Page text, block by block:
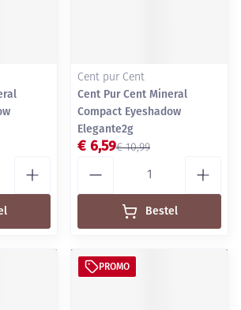
Cent pur Cent
Cent Pur Cent Mineral
Compact Eyeshadow
Elegante2g
€ 10,99
€ 6,59
Bestel
PROMO